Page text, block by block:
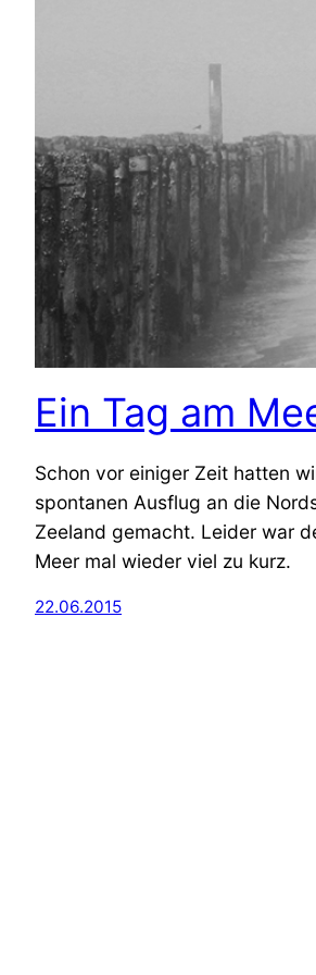
Ein Tag am
Schon vor einiger Zeit hatten
spontanen Ausflug an die
Zeeland gemacht. Leider war
Meer mal wieder viel zu kurz.
22.06.2015